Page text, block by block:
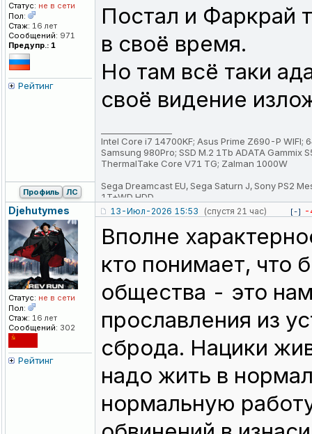
Статус: не в сети
Пол:
Стаж: 16 лет
Сообщений: 971
Предупр.: 1
Рейтинг
Постал и Фаркрай
в своё время.
Но там всё таки
своё видение
Intel Core i7 14700KF; Asus Prime Z690-P WIFI;
Samsung 980Pro; SSD M.2 1Tb ADATA Gammix
ThermalTake Core V71 TG; Zalman 1000W
Sega Dreamcast EU, Sega Saturn J, Sony PS2
1T+WD HDD
Профиль ЛС
Djehutymes
Статус: не в сети
Пол:
Стаж: 16 лет
Сообщений: 302
Рейтинг
13-Июл-2026 15:53 (спустя 21 час) [-] -
Вполне
кто понимает, что
общества - это
прославления из
сброда. Нацики
надо жить в
нормальную